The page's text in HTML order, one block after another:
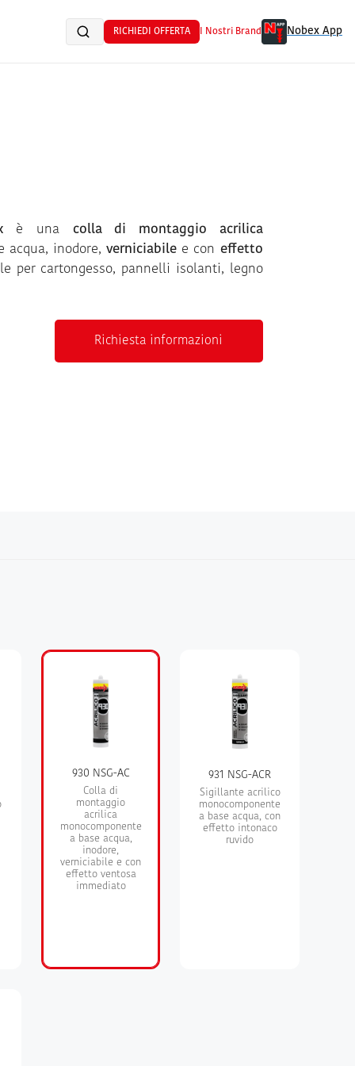
RICHIEDI OFFERTA I Nostri Brand Nobex App
è una colla di montaggio acrilica
acqua, inodore,verniciabile e con effetto
per cartongesso, pannelli isolanti, legno
Richiesta informazioni
930 NSG-AC
Colla di
montaggio
acrilica
monocomponente
a base acqua,
inodore,
verniciabile e con
effetto ventosa
immediato
931 NSG-ACR
Sigillante acrilico
monocomponente
a base acqua, con
effetto intonaco
ruvido